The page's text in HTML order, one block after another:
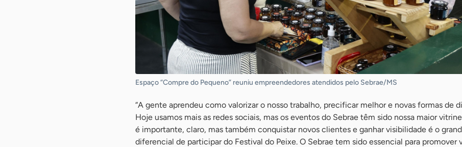
Espaço “Compre do Pequeno” reuniu empreendedores atendidos pelo Sebrae/MS
“A gente aprendeu como valorizar o nosso trabalho, precificar melhor e novas formas de
Hoje usamos mais as redes sociais, mas os eventos do Sebrae têm sido nossa maior
é importante, claro, mas também conquistar novos clientes e ganhar visibilidade é o
diferencial de participar do Festival do Peixe. O Sebrae tem sido essencial para promover